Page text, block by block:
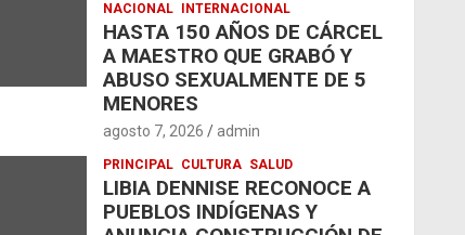
NACIONAL INTERNACIONAL
HASTA 150 AÑOS DE CÁRCEL
A MAESTRO QUE GRABÓ Y
ABUSO SEXUALMENTE DE 5
MENORES
agosto 7, 2026 admin
PRINCIPAL CULTURA SALUD
LIBIA DENNISE RECONOCE A
PUEBLOS INDÍGENAS Y